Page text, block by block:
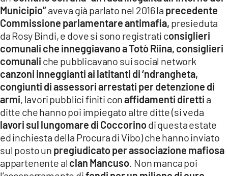
Municipio”aveva già parlato nel 2016 la precedente
Commissione parlamentare antimafia, presieduta
da Rosy Bindi, e dove si sono registrati consiglieri
comunali che inneggiavano a Totò Riina, consiglieri
comunali che pubblicavano sui social network
canzoni inneggianti ai latitanti di ‘ndrangheta,
congiunti di assessori arrestati per detenzione di
armi, lavori pubblici finiti conaffidamenti diretti a
ditte che hanno poi impiegato altre ditte (si veda
lavori sul lungomare di Coccorinodi questa estate
ed inchiesta della Procura di Vibo) che hanno inviato
sul posto un pregiudicato per associazione mafiosa
appartenente al clan Mancuso. Non manca poi